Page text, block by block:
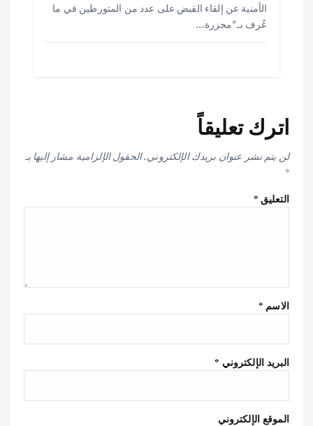
الأمنية عن إلقاء القبض على عدد من المتورطين في ما
عُرف بـ”مجزرة…
اترك تعليقاً
لن يتم نشر عنوان بريدك الإلكتروني.الحقول الإلزامية مشار إليها بـ
*
التعليق*
الاسم *
البريد الإلكتروني *
الموقع الإلكتروني